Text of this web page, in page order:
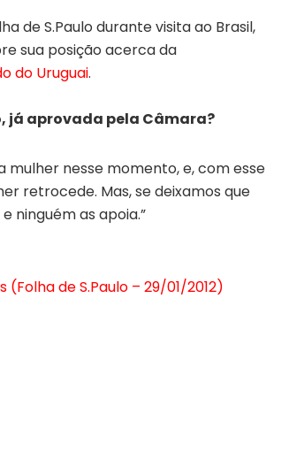
de S.Paulo durante visita ao Brasil,
sua posição acerca da
do Uruguai.
já aprovada pela Câmara?
mulher nesse momento, e, com esse
retrocede. Mas, se deixamos que
ninguém as apoia.”
de S.Paulo – 29/01/2012)